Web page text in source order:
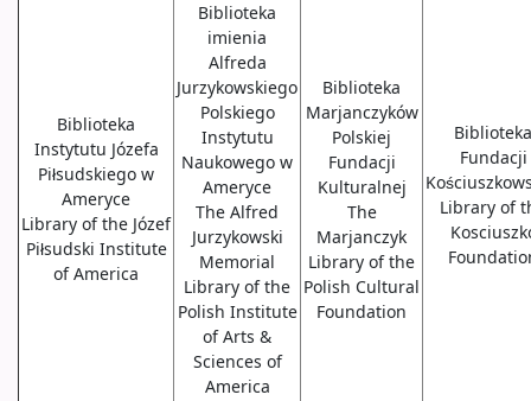
Biblioteka
Instytutu Józefa
Piłsudskiego w
Ameryce
Library of the Józef
Piłsudski Institute
of America
Biblioteka
imienia
Alfreda
Jurzykowskiego
Polskiego
Instytutu
Naukowego w
Ameryce
The Alfred
Jurzykowski
Memorial
Library of the
Polish Institute
of Arts &
Sciences of
America
Biblioteka
Marjanczyków
Polskiej
Fundacji
Kulturalnej
The
Marjanczyk
Library of the
Polish Cultural
Foundation
Biblioteka
Fundacji
Library of